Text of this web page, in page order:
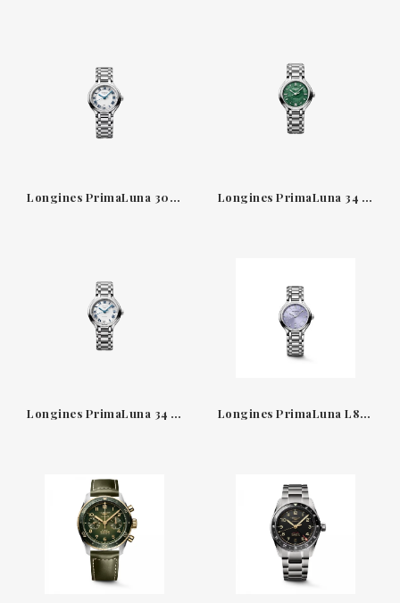
Longines PrimaLuna 30 mm — reloj de cuarzo con esfera plateada sunray Longines PrimaLuna 34 mm — reloj automático con esfera nácar verde intenso
Longines PrimaLuna 34 mm — reloj automático esfera plateada sunray Longines PrimaLuna L81424076